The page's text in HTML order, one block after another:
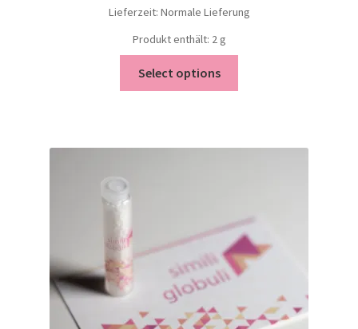
Lieferzeit: Normale Lieferung
Produkt enthält: 2g
Select options